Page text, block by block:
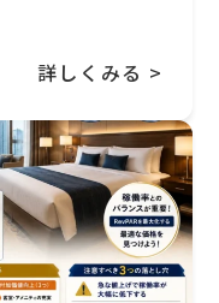
詳しくみる >